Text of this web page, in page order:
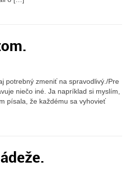
potrebný zmeniť na spravodlivý./Pre
niečo iné. Ja napríklad si myslím,
písala, že každému sa vyhovieť